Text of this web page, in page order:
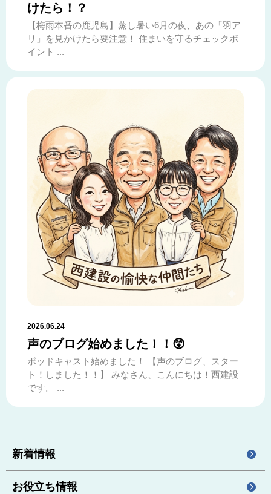
けたら！？
【梅雨本番の鹿児島】蒸し暑い6月の夜、あの「羽ア
リ」を見かけたら要注意！ 住まいを守るチェックポ
イント ...
2026.06.24
声のブログ始めました！！😲
ポッドキャスト始めました！ 【声のブログ、スター
ト！しました！！】 みなさん、こんにちは！西建設
です。 ...
新着情報
お役立ち情報